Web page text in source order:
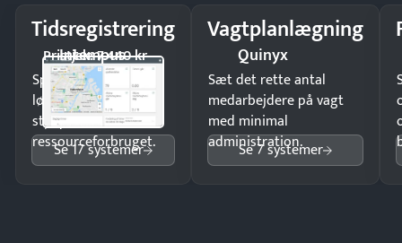
Tidsregistrering
Intempus
Pristjek: 7.440 kr
Spar tid på
lønberegning og få
styr på
ressourceforbruget.
Se 17 systemer
Vagtplanlægning
Quinyx
Sæt det rette antal
medarbejdere på vagt
med minimal
administration.
Se 7 systemer